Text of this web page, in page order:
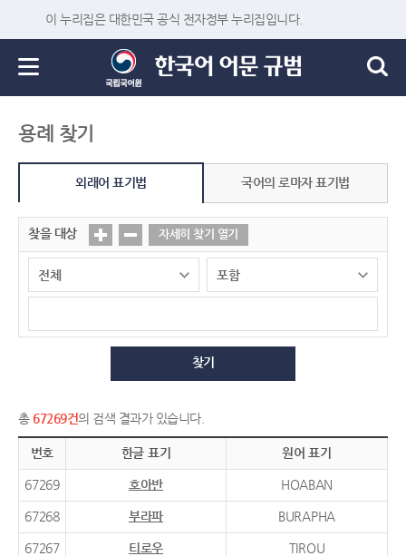
이 누리집은 대한민국 공식 전자정부 누리집입니다.
용례 찾기
외래어 표기법 국어의 로마자 표기법
찾을 대상 자세히 찾기 열기
찾기
총 67269건의 검색 결과가 있습니다.
번호 한글 표기 원어 표기
67269 호아반 HOABAN
67268 부라파 BURAPHA
67267 티로우 TIROU